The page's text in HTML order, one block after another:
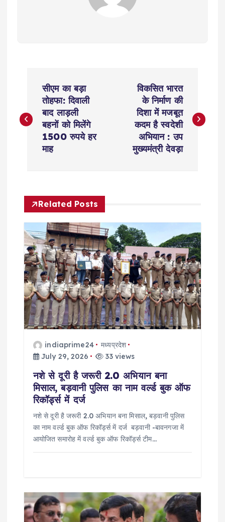
s
a
v
g
a
t
सीएम का बड़ा
तोहफा: दिवाली
बाद लाड़ली
बहनों को मिलेंगे
1500 रुपये हर
माह
विकसित भारत
के निर्माण की
दिशा में मजबूत
कदम है स्वदेशी
अभियान : उप
मुख्यमंत्री देवड़ा
Related Posts
indiaprime24
मध्यप्रदेश
July 29, 2026
33 views
नशे से दूरी है जरूरी 2.0 अभियान बना
मिसाल, बड़वानी पुलिस का नाम वर्ल्ड बुक ऑफ
रिकॉर्ड्स में दर्ज
नशे से दूरी है जरूरी 2.0 अभियान बना मिसाल, बड़वानी पुलिस
का नाम वर्ल्ड बुक ऑफ रिकॉर्ड्स में दर्ज बड़वानी -बावनगजा में
आयोजित समारोह में वर्ल्ड बुक ऑफ रिकॉर्ड्स टीम…